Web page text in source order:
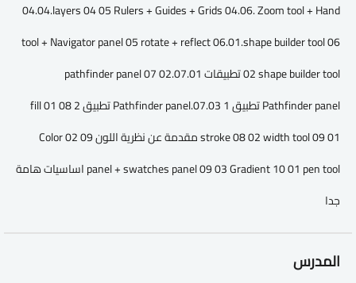
04.04.layers 04 05 Rulers + Guides + Grids 04.06. Zoom tool + Hand
tool + Navigator panel 05 rotate + reflect 06.01.shape builder tool 06
02 shape builder tool تطبيقات 07.01.pathfinder panel 07 02
Pathfinder panel تطبيق 1 07.03.Pathfinder panel تطبيق 2 08 01 fill
stroke 08 02 width tool 09 01 مقدمة عن نظرية اللون 09 02 Color
panel + swatches panel 09 03 Gradient 10 01 pen tool اساسيات هامة
جدا
المدرس